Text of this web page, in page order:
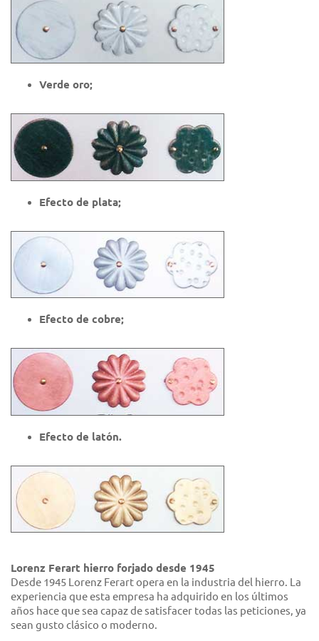
Verde oro;
Efecto de plata;
Efecto de cobre;
Efecto de latón.
Lorenz Ferart hierro forjado desde 1945
Desde 1945 Lorenz Ferart opera en la industria del hierro. La
experiencia que esta empresa ha adquirido en los últimos
años hace que sea capaz de satisfacer todas las peticiones, ya
sean gusto clásico o moderno.